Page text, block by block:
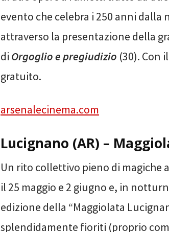
evento che celebra i 250 anni
attraverso la presentazione della
di Orgoglio e pregiudizio (30). Con
gratuito.
arsenalecinema.com
Lucignano (AR) –
Un rito collettivo pieno di magiche
il 25 maggio e 2 giugno e, in
edizione della “Maggiolata
splendidamente fioriti (proprio